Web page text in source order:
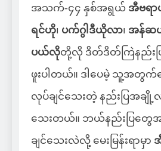
အသက်-၄၄ နှစ်အရွယ် အီဗရာ
ရင်ဟို၊ ပက်ဂွါဒီယိုလာ၊ အန်ဆ
ပယ်လိုတို့လို ဒိတ်ဒိတ်ကြဲနည်း
ဖူးပါတယ်။ ဒါပေမဲ့ သူ့အတွ
လုပ်ချင်သေးတဲ့ နည်းပြအချို့လ
သေးတယ်။ ဘယ်နည်းပြတွေ
ချင်သေးလဲလို့ မေးမြန်းရာမှာ